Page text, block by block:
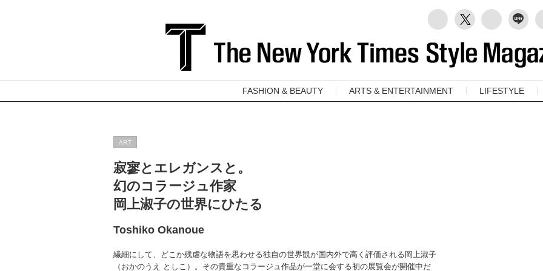
FASHION & BEAUTY ARTS & ENTERTAINMENT LIFESTYLE
ART
寂寥とエレガンスと。
幻のコラージュ作家
岡上淑子の世界にひたる
Toshiko Okanoue
繊細にして、どこか残虐な物語を思わせる独自の世界観が国内外で高く評価される岡上淑子
（おかのうえ としこ）。その貴重なコラージュ作品が一堂に会する初の展覧会が開催中だ